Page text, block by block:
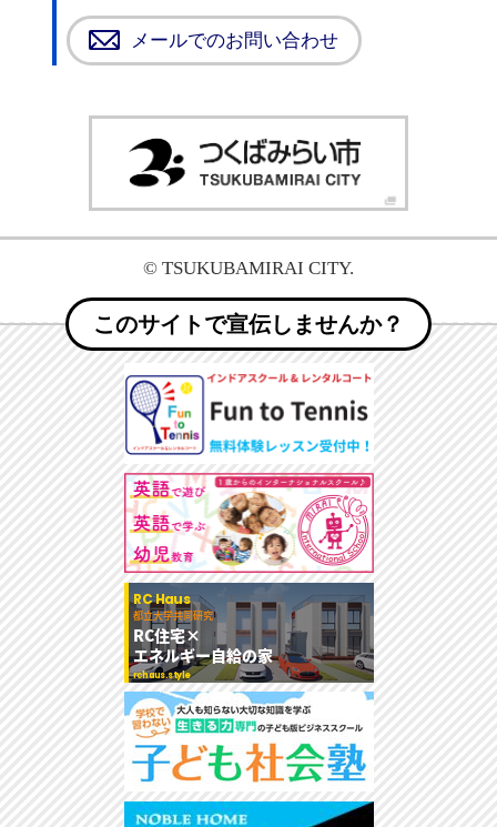
メールでのお問い合わせ
© TSUKUBAMIRAI CITY.
このサイトで宣伝しませんか？